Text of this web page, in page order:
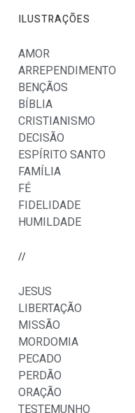
ILUSTRAÇÕES
AMOR
ARREPENDIMENTO
BENÇÃOS
BÍBLIA
CRISTIANISMO
DECISÃO
ESPÍRITO SANTO
FAMÍLIA
FÉ
FIDELIDADE
HUMILDADE
//
JESUS
LIBERTAÇÃO
MISSÃO
MORDOMIA
PECADO
PERDÃO
ORAÇÃO
TESTEMUNHO